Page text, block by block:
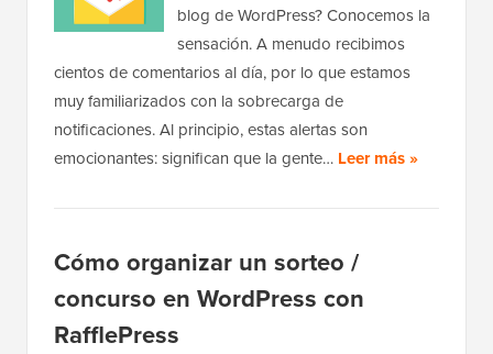
blog de WordPress? Conocemos la
sensación. A menudo recibimos
cientos de comentarios al día, por lo que estamos
muy familiarizados con la sobrecarga de
notificaciones. Al principio, estas alertas son
emocionantes: significan que la gente… Leer más »
Cómo organizar un sorteo /
concurso en WordPress con
RafflePress